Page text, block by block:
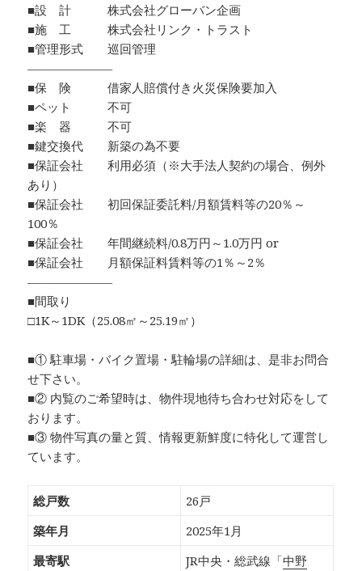
■設 計 株式会社グローバン企画
■施 工 株式会社リンク・トラスト
■管理形式 巡回管理
―――――――
■保 険 借家人賠償付き火災保険要加入
■ペット 不可
■楽 器 不可
■鍵交換代 新築の為不要
■保証会社 利用必須（※大手法人契約の場合、例外
あり）
■保証会社 初回保証委託料/月額賃料等の20％～
100％
■保証会社 年間継続料/0.8万円～1.0万円 or
■保証会社 月額保証料賃料等の1％～2％
―――――――
■間取り
□1K～1DK（25.08㎡～25.19㎡）
■① 駐車場・バイク置場・駐輪場の詳細は、是非お問合
せ下さい。
■② 内覧のご希望時は、物件現地待ち合わせ対応をして
おります。
■③ 物件写真の量と質、情報更新鮮度に特化して運営し
ています。
総戸数
26戸
築年月
2025年1月
最寄駅
JR中央・総武線「中野